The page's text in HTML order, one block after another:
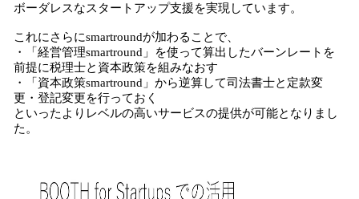
ボーダレスなスタートアップ支援を実現しています。
これにさらにsmartroundが加わることで、
・「経営管理smartround」を使って算出したバーンレートを
前提に税理士と資本政策を組みなおす
・「資本政策smartround」から逆算して司法書士と定款変
更・登記変更を行っておく
といったよりレベルの高いサービスの提供が可能となりまし
た。